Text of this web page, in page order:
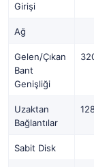
Girişi
Ağ
Gelen/Çıkan
Bant
Genişliği
Uzaktan
Bağlantılar
Sabit Disk